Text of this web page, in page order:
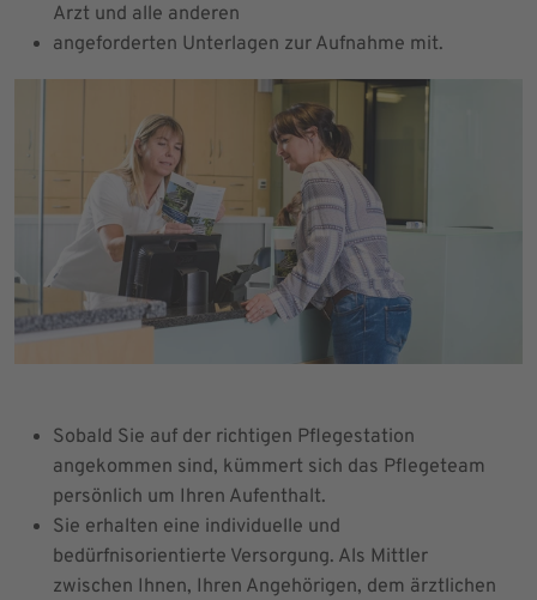
Arzt und alle anderen
angeforderten Unterlagen zur Aufnahme mit.
Sobald Sie auf der richtigen Pflegestation
angekommen sind, kümmert sich das Pflegeteam
persönlich um Ihren Aufenthalt.
Sie erhalten eine individuelle und
bedürfnisorientierte Versorgung. Als Mittler
zwischen Ihnen, Ihren Angehörigen, dem ärztlichen